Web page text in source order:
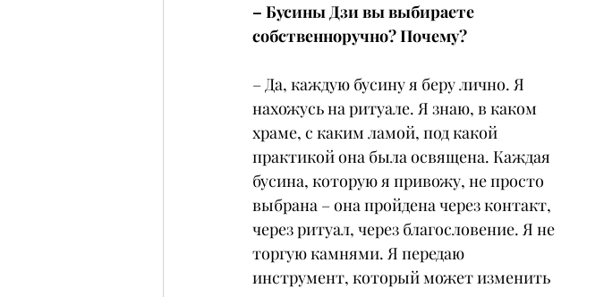
– Бусины Дзи вы выбираете
собственноручно? Почему?
– Да, каждую бусину я беру лично. Я
нахожусь на ритуале. Я знаю, в каком
храме, с каким ламой, под какой
практикой она была освящена. Каждая
бусина, которую я привожу, не просто
выбрана – она пройдена через контакт,
через ритуал, через благословение. Я не
торгую камнями. Я передаю
инструмент, который может изменить